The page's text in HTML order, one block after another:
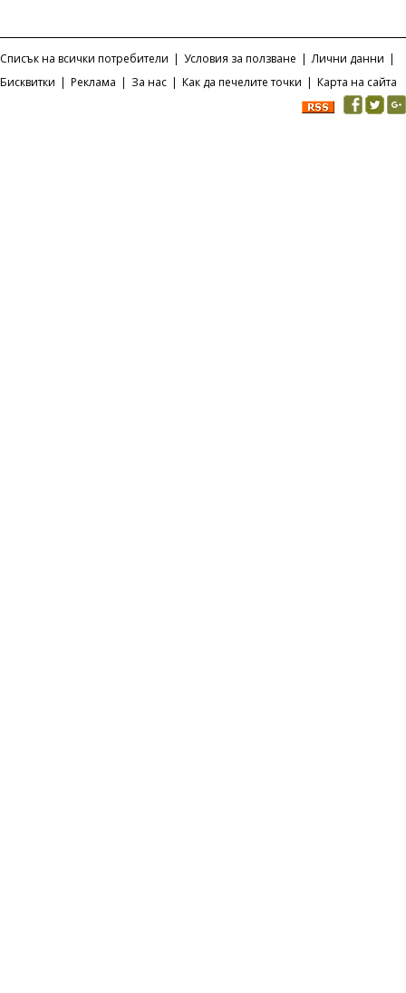
Списък на всички потребители | Условия за ползване | Лични данни |
Бисквитки | Реклама | За нас | Как да печелите точки | Карта на сайта